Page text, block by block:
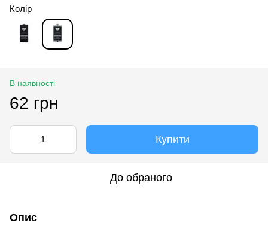
Колір
В наявності
62 грн
Купити
До обраного
Опис